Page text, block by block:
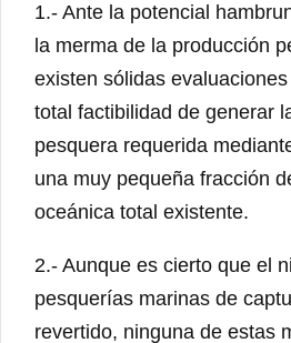
1.- Ante la potencial
la merma de la producción
existen sólidas
total factibilidad de generar
pesquera requerida
una muy pequeña fracción
oceánica total existente.
2.- Aunque es cierto que el
pesquerías marinas de
revertido, ninguna de estas